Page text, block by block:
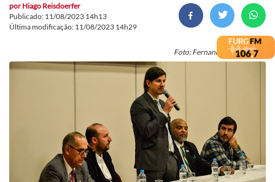
por Hiago Reisdoerfer
Publicado: 11/08/2023 14h13
Última modificação: 11/08/2023 14h29
Foto: Fernando Halal/Secom